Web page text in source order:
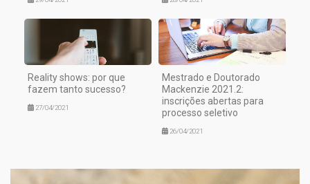
Reality shows: por que
fazem tanto sucesso?
27/04/2021
Mestrado e Doutorado
Mackenzie 2021.2:
inscrições abertas para
processo seletivo
26/04/2021